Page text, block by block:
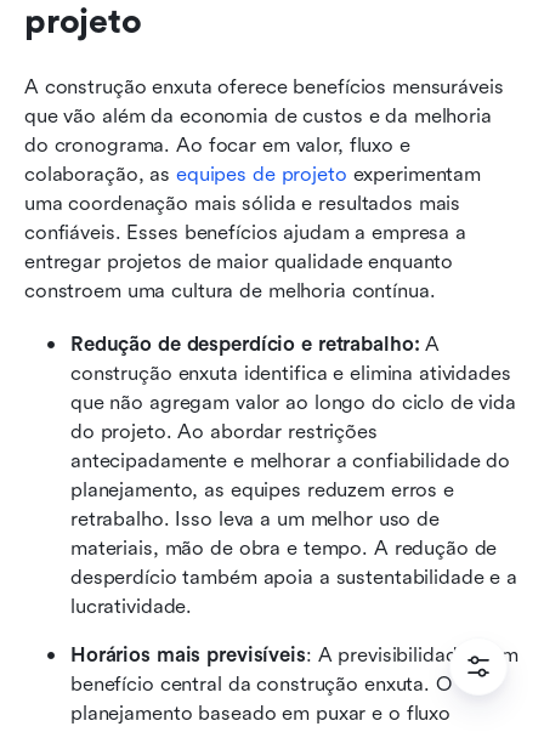
projeto
A construção enxuta oferece benefícios mensuráveis
que vão além da economia de custos e da melhoria
do cronograma. Ao focar em valor, fluxo e
colaboração, as equipes de projeto experimentam
uma coordenação mais sólida e resultados mais
confiáveis. Esses benefícios ajudam a empresa a
entregar projetos de maior qualidade enquanto
constroem uma cultura de melhoria contínua.
Redução de desperdício e retrabalho: A
construção enxuta identifica e elimina atividades
que não agregam valor ao longo do ciclo de vida
do projeto. Ao abordar restrições
antecipadamente e melhorar a confiabilidade do
planejamento, as equipes reduzem erros e
retrabalho. Isso leva a um melhor uso de
materiais, mão de obra e tempo. A redução de
desperdício também apoia a sustentabilidade e a
lucratividade.
Horários mais previsíveis: A previsibilidade é um
benefício central da construção enxuta. O
planejamento baseado em puxar e o fluxo